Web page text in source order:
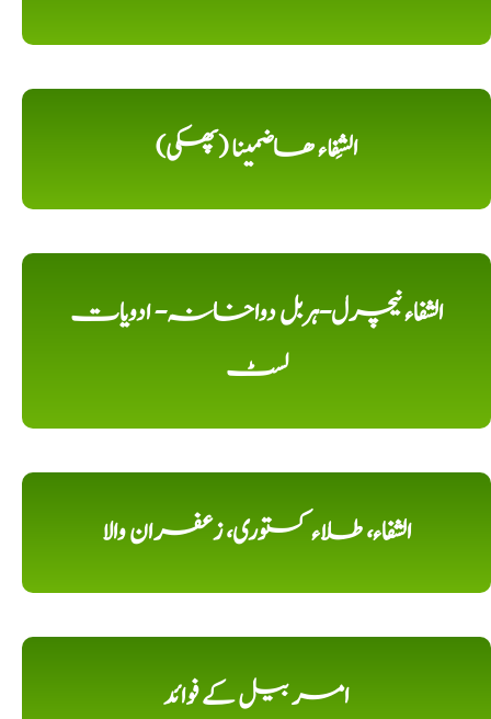
الشِفاء ھاضمینا (پھکی)
الشفاء نیچرل-ہربل دواخانہ- ادویات
لسٹ
الشفاء، طلاء کستوری، زعفران والا
امر بیل کے فوائد